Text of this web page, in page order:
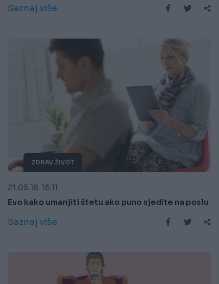
Saznaj više
ZDRAV ŽIVOT
21.05.18. 15:11
Evo kako umanjiti štetu ako puno sjedite na poslu
Saznaj više